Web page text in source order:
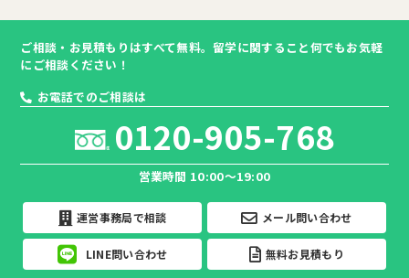
ご相談・お見積もりはすべて無料。留学に関すること何でもお気軽
にご相談ください！
お電話でのご相談は
0120-905-768
営業時間 10:00～19:00
運営事務局で相談 メール問い合わせ
LINE問い合わせ 無料お見積もり